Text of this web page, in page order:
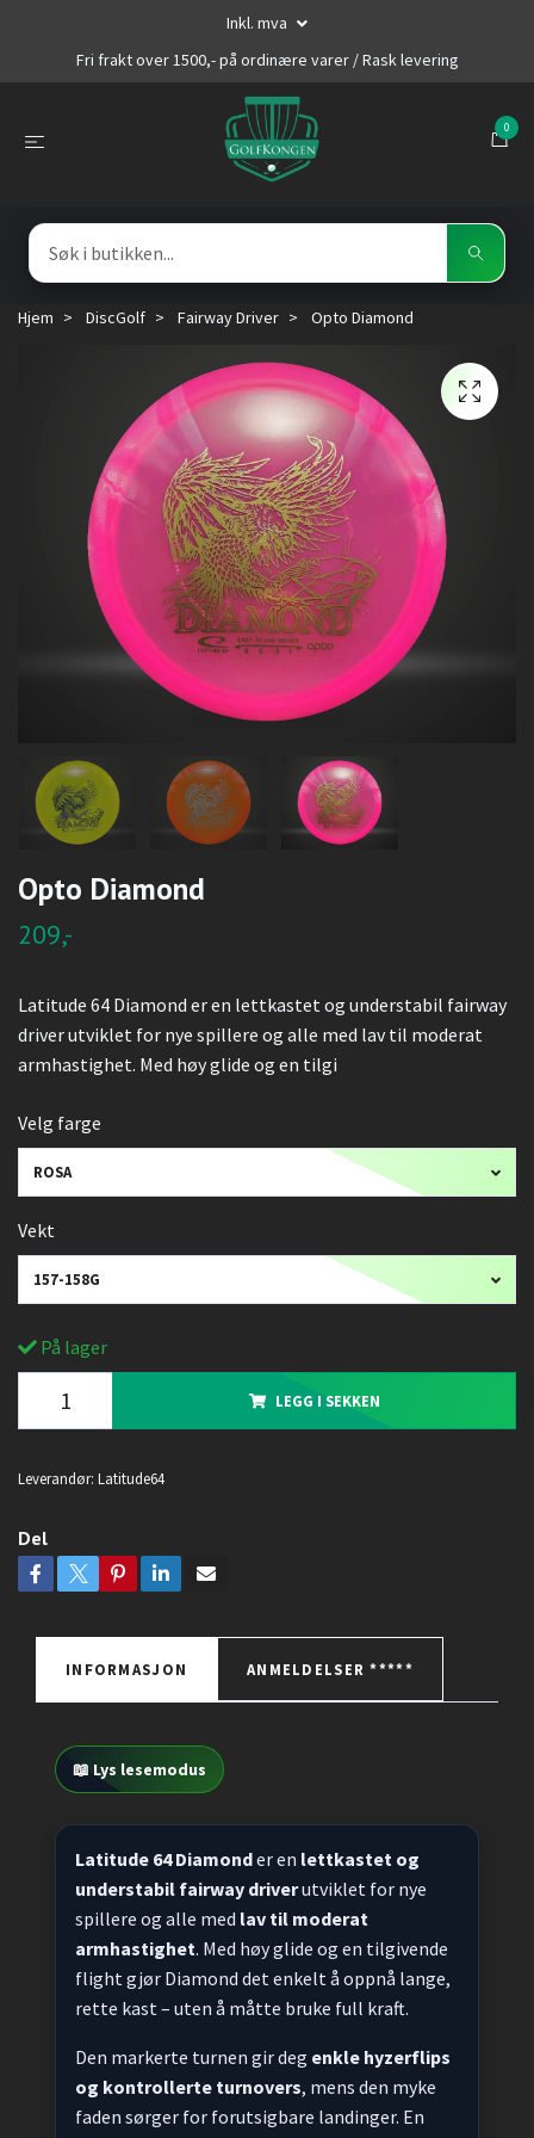
Inkl. mva
Fri frakt over 1500,- på ordinære varer / Rask levering
0
Hjem DiscGolf Fairway Driver Opto Diamond
Opto Diamond
209,-
Latitude 64 Diamond er en lettkastet og understabil fairway
driver utviklet for nye spillere og alle med lav til moderat
armhastighet. Med høy glide og en tilgi
Velg farge
ROSA
Vekt
157-158G
På lager
LEGG I SEKKEN
Leverandør: Latitude64
Del
INFORMASJON ANMELDELSER *****
📖 Lys lesemodus
Latitude 64 Diamonder en lettkastet og
understabil fairway driverutviklet for nye
spillere og alle med lav til moderat
armhastighet. Med høy glide og en tilgivende
flight gjør Diamond det enkelt å oppnå lange,
rette kast – uten å måtte bruke full kraft.
Den markerte turnen gir deg enkle hyzerflips
og kontrollerte turnovers, mens den myke
faden sørger for forutsigbare landinger. En